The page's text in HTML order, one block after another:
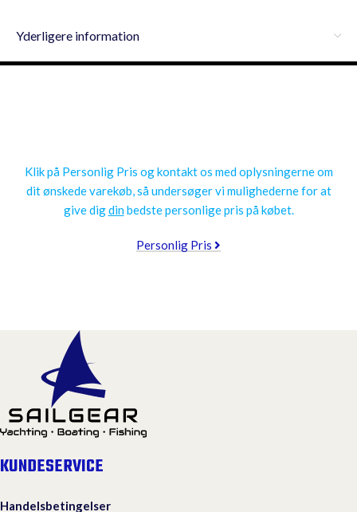
Yderligere information
Klik på Personlig Pris og kontakt os med oplysningerne om
dit ønskede varekøb, så undersøger vi mulighederne for at
give digdinbedste personlige pris på købet.
Personlig Pris
KUNDESERVICE
Handelsbetingelser